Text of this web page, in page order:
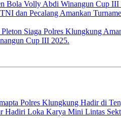
Cup III 2025.
Polres Klungkung Hadir di
Hadiri Loka Karya Mini Lintas